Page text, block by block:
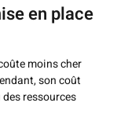
en place
moins cher
son coût
ressources